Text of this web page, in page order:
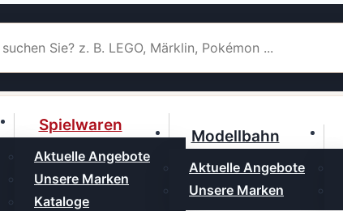
Spielwaren
Aktuelle Angebote
Unsere Marken
Kataloge
Modellbahn
Aktuelle Angebote
Unsere Marken